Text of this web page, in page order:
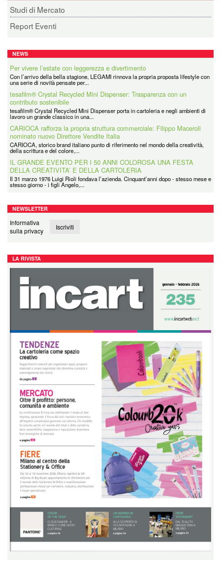
Studi di Mercato
Report Eventi
NEWS
Per vivere l’estate con leggerezza e divertimento
Con l’arrivo della bella stagione, LEGAMI rinnova la propria proposta lifestyle con
una serie di novità pensate per...
tesafilm® Crystal Recycled Mini Dispenser: Trasparenza con un
contributo sostenibile
tesafilm® Crystal Recycled Mini Dispenser porta in cartoleria e negli ambienti di
lavoro un grande classico in una...
CARIOCA rafforza la propria struttura commerciale: Filippo Maceroli
nominato nuovo Direttore Vendite Italia
CARIOCA, storico brand italiano punto di riferimento nel mondo della creatività,
della scrittura e del colore,...
IL GRANDE EVENTO PER I 50 ANNI COLOROSA UNA FESTA
DELLA CREATIVITA’ E DELLA CARTOLERIA
Il 31 marzo 1976 Luigi Rioli fondava l’azienda. Cinquant’anni dopo - stesso mese e
stesso giorno - i figli Angelo,...
NEWSLETTER
Informativa
sulla privacy
Iscriviti
LA RIVISTA